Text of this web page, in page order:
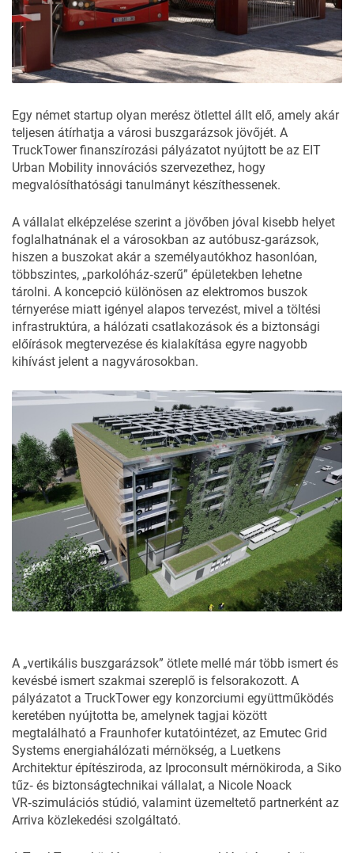
Egy német startup olyan merész ötlettel állt elő, amely akár
teljesen átírhatja a városi buszgarázsok jövőjét. A
TruckTowerfinanszírozási pályázatot nyújtott be az EIT
Urban Mobility innovációs szervezethez, hogy
megvalósíthatósági tanulmányt készíthessenek.
A vállalat elképzelése szerint a jövőben jóval kisebb helyet
foglalhatnának el a városokban az autóbusz‑garázsok,
hiszen a buszokat akár a személyautókhoz hasonlóan,
többszintes, „parkolóház‑szerű” épületekben lehetne
tárolni. A koncepció különösen az elektromos buszok
térnyerése miatt igényel alapos tervezést, mivel a töltési
infrastruktúra, a hálózati csatlakozások és a biztonsági
előírások megtervezése és kialakítása egyre nagyobb
kihívást jelent a nagyvárosokban.
A „vertikális buszgarázsok” ötlete mellé már több ismert és
kevésbé ismert szakmai szereplő is felsorakozott. A
pályázatot a TruckTower egy konzorciumi együttműködés
keretében nyújtotta be, amelynek tagjai között
megtalálható a Fraunhoferkutatóintézet, az Emutec Grid
Systems energiahálózati mérnökség, a Luetkens
Architekturépítésziroda, az Iproconsult mérnökiroda, a Siko
tűz‑ és biztonságtechnikai vállalat, a Nicole Noack
VR‑szimulációs stúdió, valamint üzemeltető partnerként az
Arriva közlekedési szolgáltató.